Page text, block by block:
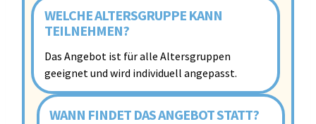
WELCHE ALTERSGRUPPE KANN
TEILNEHMEN?
Das Angebot ist für alle Altersgruppen
geeignet und wird individuell angepasst.
WANN FINDET DAS ANGEBOT STATT?